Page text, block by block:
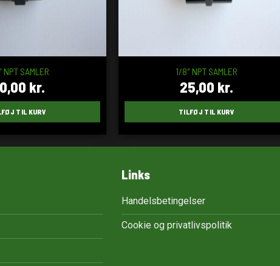
NPT SAMLER
kr.
TIL KURV
1/8″ NPT SAMLER
25,00 kr.
TILFØJ TIL KURV
Links
Handelsbetingelser
Cookie og privatlivspolitik